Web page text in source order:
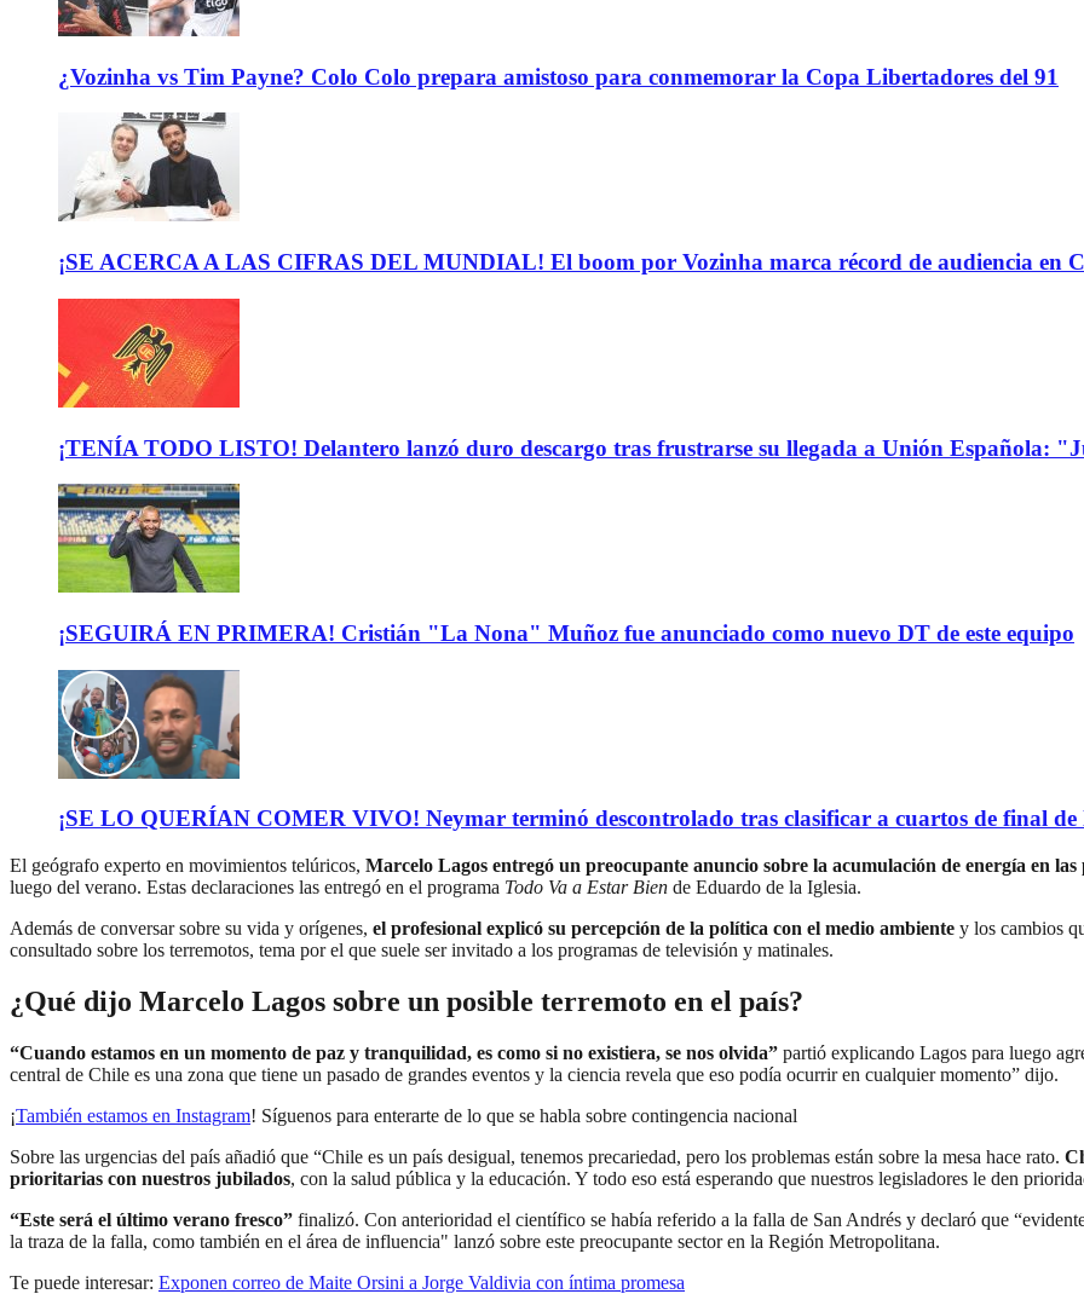
¿Vozinha vs Tim Payne? Colo Colo prepara amistoso para conmemorar la Copa Libertadores del 91
¡SE ACERCA A LAS CIFRAS DEL MUNDIAL! El boom por Vozinha marca récord de audiencia en
¡TENÍA TODO LISTO! Delantero lanzó duro descargo tras frustrarse su llegada a Unión Española:
¡SEGUIRÁ EN PRIMERA! Cristián "La Nona" Muñoz fue anunciado como nuevo DT de este equipo
¡SE LO QUERÍAN COMER VIVO! Neymar terminó descontrolado tras clasificar a cuartos de final de
El geógrafo experto en movimientos telúricos, Marcelo Lagos entregó un preocupante anuncio sobre la acumulación de energía en las
luego del verano. Estas declaraciones las entregó en el programa Todo Va a Estar Bien de Eduardo de la Iglesia.
Además de conversar sobre su vida y orígenes, el profesional explicó su percepción de la política con el medio ambiente y los cambios
consultado sobre los terremotos, tema por el que suele ser invitado a los programas de televisión y matinales.
¿Qué dijo Marcelo Lagos sobre un posible terremoto en el país?
“Cuando estamos en un momento de paz y tranquilidad, es como si no existiera, se nos olvida” partió explicando Lagos para luego
central de Chile es una zona que tiene un pasado de grandes eventos y la ciencia revela que eso podía ocurrir en cualquier momento” dijo.
¡También estamos en Instagram! Síguenos para enterarte de lo que se habla sobre contingencia nacional
Sobre las urgencias del país añadió que “Chile es un país desigual, tenemos precariedad, pero los problemas están sobre la mesa hace rato.
prioritarias con nuestros jubilados, con la salud pública y la educación. Y todo eso está esperando que nuestros legisladores le den
“Este será el último verano fresco” finalizó. Con anterioridad el científico se había referido a la falla de San Andrés y declaró que
la traza de la falla, como también en el área de influencia" lanzó sobre este preocupante sector en la Región Metropolitana.
Te puede interesar: Exponen correo de Maite Orsini a Jorge Valdivia con íntima promesa